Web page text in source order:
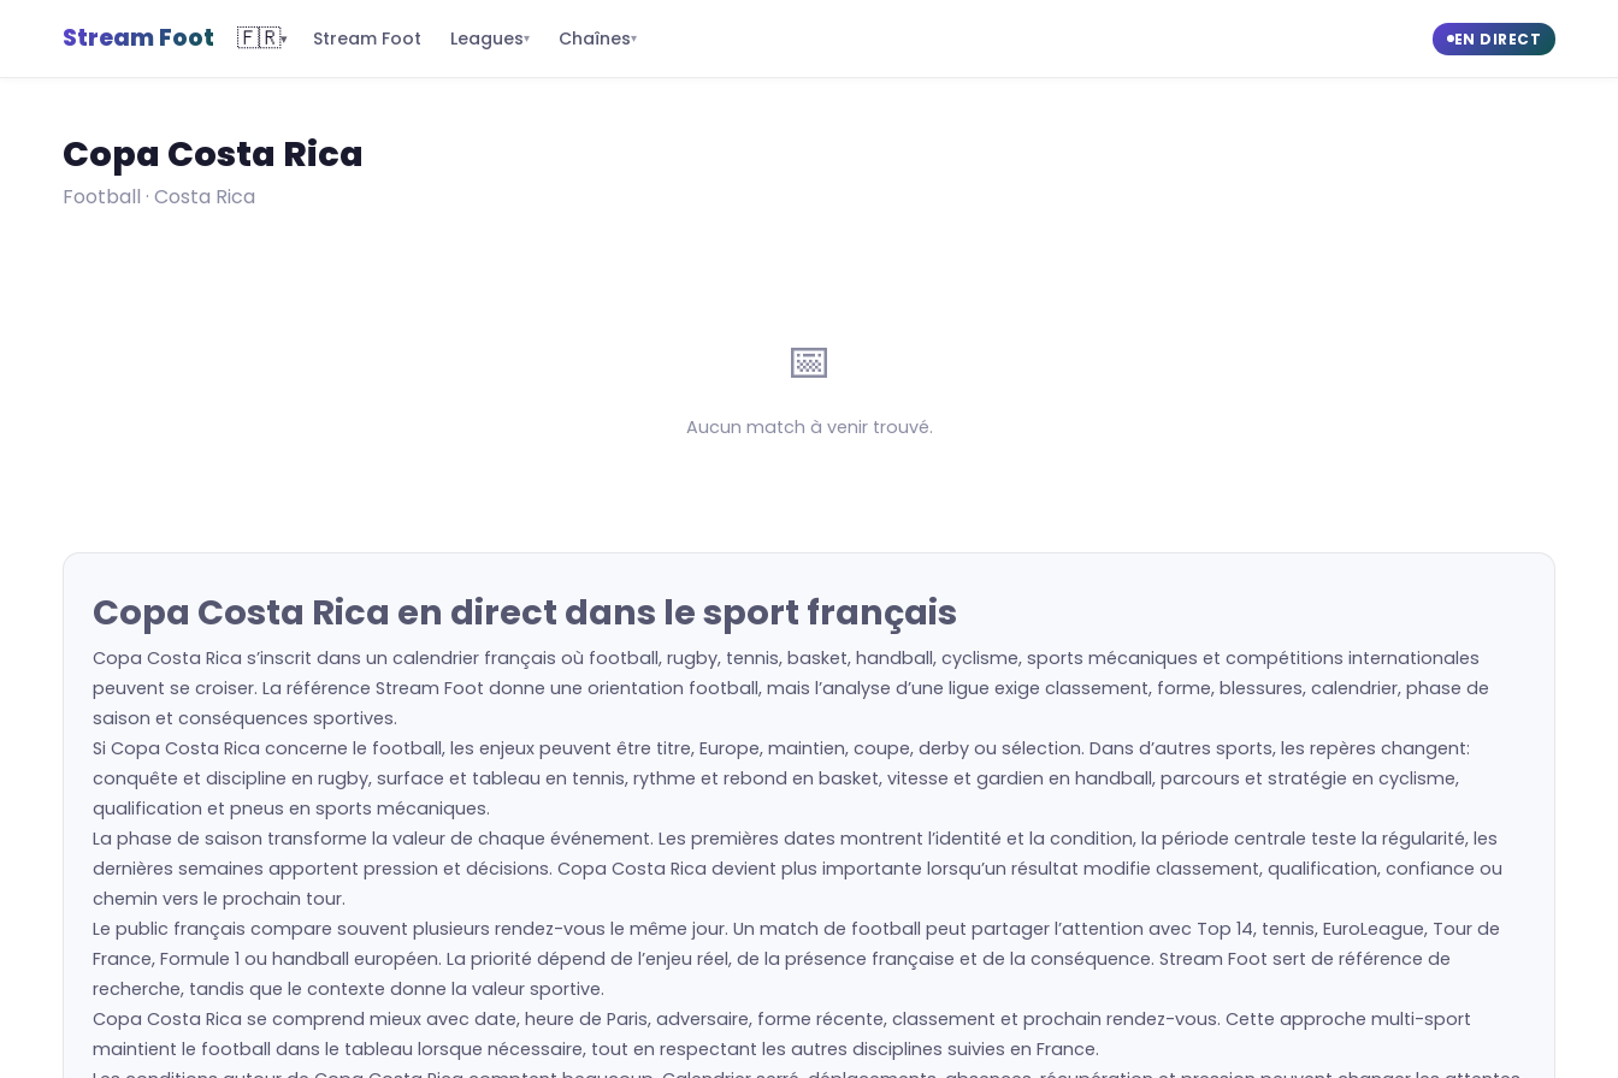
Stream Foot 🇫🇷▾ Stream Foot Leagues▾ Chaînes▾ EN DIRECT
Copa Costa Rica
Football · Costa Rica
📅
Aucun match à venir trouvé.
Copa Costa Rica en direct dans le sport français
Copa Costa Rica s’inscrit dans un calendrier français où football, rugby, tennis, basket, handball, cyclisme, sports mécaniques et compétitions internationales
peuvent se croiser. La référence Stream Foot donne une orientation football, mais l’analyse d’une ligue exige classement, forme, blessures, calendrier, phase de
saison et conséquences sportives.
Si Copa Costa Rica concerne le football, les enjeux peuvent être titre, Europe, maintien, coupe, derby ou sélection. Dans d’autres sports, les repères changent:
conquête et discipline en rugby, surface et tableau en tennis, rythme et rebond en basket, vitesse et gardien en handball, parcours et stratégie en cyclisme,
qualification et pneus en sports mécaniques.
La phase de saison transforme la valeur de chaque événement. Les premières dates montrent l’identité et la condition, la période centrale teste la régularité, les
dernières semaines apportent pression et décisions. Copa Costa Rica devient plus importante lorsqu’un résultat modifie classement, qualification, confiance ou
chemin vers le prochain tour.
Le public français compare souvent plusieurs rendez-vous le même jour. Un match de football peut partager l’attention avec Top 14, tennis, EuroLeague, Tour de
France, Formule 1 ou handball européen. La priorité dépend de l’enjeu réel, de la présence française et de la conséquence. Stream Foot sert de référence de
recherche, tandis que le contexte donne la valeur sportive.
Copa Costa Rica se comprend mieux avec date, heure de Paris, adversaire, forme récente, classement et prochain rendez-vous. Cette approche multi-sport
maintient le football dans le tableau lorsque nécessaire, tout en respectant les autres disciplines suivies en France.